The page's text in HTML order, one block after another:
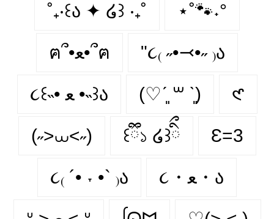
˚₊‧꒰ა ✦ ໒꒱ ‧₊˚ ⋆˚🐾˖°
ฅ՞•ﻌ•՞ฅ "૮₍ ˶•⤙•˶ ₎ა
૮꒰˵• ﻌ •˵꒱ა (♡ˊ͈ ꒳ ˋ͈) 𑣲
(˶>⩊<˶) ꒰ྀི১ ໒꒱ིྀ Ɛ=3
૮₍ ´• ˕ •` ₎ა ૮・ﻌ・ა